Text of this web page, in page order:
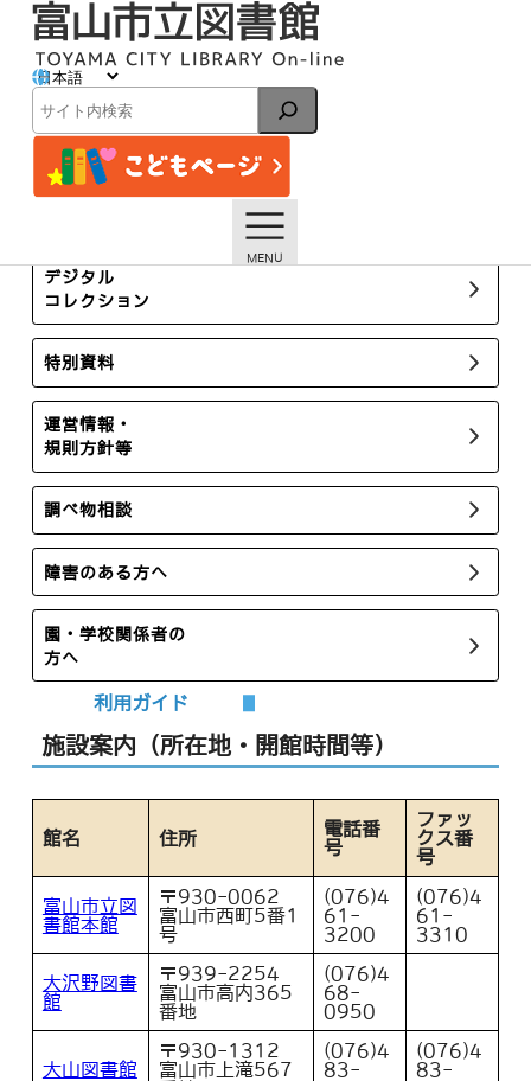
検
索
図書館案内
トップページ 図書館案内
デジタル
コレクション
特別資料
運営情報・
規則方針等
調べ物相談
障害のある方へ
園・学校関係者の
方へ
利用ガイド
施設案内（所在地・開館時間等）
館名 住所
電話番
号
ファッ
クス番
号
富山市立図
書館本館
〒930-0062
富山市西町5番1
号
(076)4
61-
3200
(076)4
61-
3310
大沢野図書
館
〒939-2254
富山市高内365
番地
(076)4
68-
0950
大山図書館
〒930-1312
富山市上滝567
(076)4
83-
(076)4
83-